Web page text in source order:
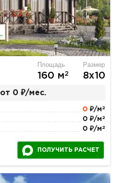
Площадь
160 м2
Размер
8х10
от 0 ₽/мес.
0 ₽/м 2
0 ₽/м 2
0 ₽/м 2
ПОЛУЧИТЬ РАСЧЕТ